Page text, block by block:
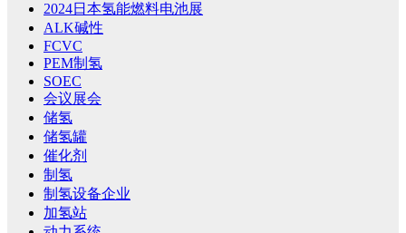
2024日本氢能燃料电池展
ALK碱性
FCVC
PEM制氢
SOEC
会议展会
储氢
储氢罐
催化剂
制氢
制氢设备企业
加氢站